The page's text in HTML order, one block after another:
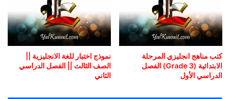
كتب مناهج انجليزي المرحلة
الابتدائية (Grade 3) الفصل
الدراسي الأول
نموذج اختبار للغة الانجليزية ||
الصف الثالث || الفصل الدراسي
الثاني